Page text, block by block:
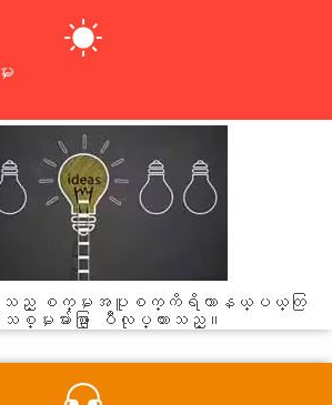
သည္ စက္မႈအပူစက္ကိရိယာနယ္ပယ္တြ
စ္မႈမ်ားစြာ ျပဳလုပ္ထားသည္။